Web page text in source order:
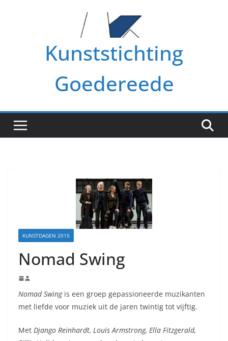
Kunststichting
Goedereede
KUNSTDAGEN 2015
Nomad Swing
Nomad Swingis een groep gepassioneerde muzikanten
met liefde voor muziek uit de jaren twintig tot vijftig.
Met Django Reinhardt, Louis Armstrong, Ella Fitzgerald,